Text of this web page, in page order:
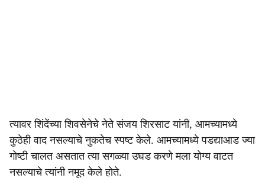
त्यावर शिंदेंच्या शिवसेनेचे नेते संजय शिरसाट यांनी, आमच्यामध्ये
कुठेही वाद नसल्याचे नुकतेच स्पष्ट केले. आमच्यामध्ये पडद्याआड ज्या
गोष्टी चालत असतात त्या सगळ्या उघड करणे मला योग्य वाटत
नसल्याचे त्यांनी नमूद केले होते.